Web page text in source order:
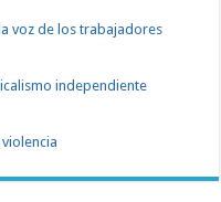
voz de los trabajadores
independiente